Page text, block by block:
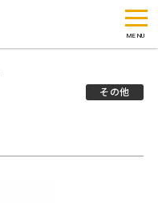
その他